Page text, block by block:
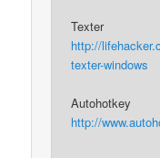
Texter
http://
texter-windows
Autohotkey
http://